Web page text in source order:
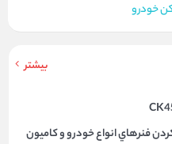
خودرو
بیشتر
فنرهاي انواع خودرو و کامیون